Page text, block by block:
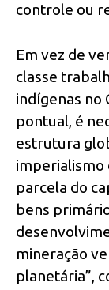
controle ou
Em vez de
classe
indígenas no
pontual, é
estrutura
imperialismo
parcela do
bens
mineração
planetária”,